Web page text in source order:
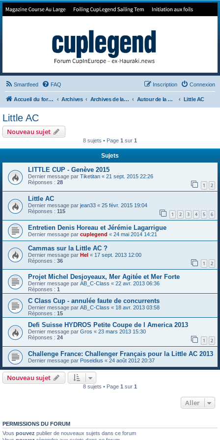
Forum de Cup In Europe
Smartfeed FAQ Connexion
Inscription
Accueil du forum Archives Archives de la 35ème Autour de la Cup Little AC
Little AC
Nouveau sujet
8 sujets • Page 1 sur 1
Sujets
LITTLE CUP - Genève 2015
Dernier message par Tiketitan « 21 sept. 2015 22:26
Réponses : 28 1 2
Little AC
Dernier message par jean33 « 25 févr. 2015 19:04
Réponses : 115 1 2 3 4 5 6
Entretien Denis Horeau et Jérémie Lagarrigue
Dernier message par cuplegend « 24 mai 2014 14:21
Cammas sur la Little AC ?
Dernier message par Hel « 17 sept. 2013 12:00
Réponses : 36 1 2
Projet Michel Desjoyeaux, Mer Agitée et Mer Forte
Dernier message par AB_C-Class « 22 avr. 2013 06:36
Réponses : 1
C Class Cup - annulée faute de concurrents
Dernier message par AB_C-Class « 18 avr. 2013 03:58
Réponses : 15
Defi Suisse HYDROS Petite Coupe de l America 2013
Dernier message par Gros « 23 mars 2013 15:30
Réponses : 24 1 2
Challenge France: Challenger Français pour la Little AC 2013
Dernier message par Poseidius « 24 août 2012 20:37
Nouveau sujet
8 sujets • Page 1 sur 1
Aller
PERMISSIONS DU FORUM
Vous pouvez publier de nouveaux sujets dans ce forum